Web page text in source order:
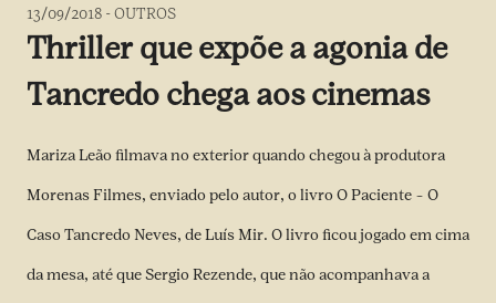
13/09/2018 -OUTROS
Thriller que expõe a agonia de
Tancredo chega aos cinemas
Mariza Leão filmava no exterior quando chegou à produtora
Morenas Filmes, enviado pelo autor, o livro O Paciente – O
Caso Tancredo Neves, de Luís Mir. O livro ficou jogado em cima
da mesa, até que Sergio Rezende, que não acompanhava a